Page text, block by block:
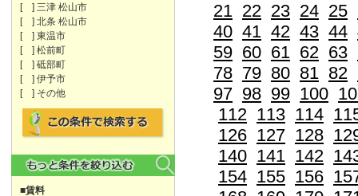
[ ] 三津 松山市
[ ] 北条 松山市
[ ] 東温市
[ ] 松前町
[ ] 砥部町
[ ] 伊予市
[ ] その他
■賃料
21 22 23 24 25
40 41 42 43 44
59 60 61 62 63
78 79 80 81 82
97 98 99 100
112 113 114
126 127 128
140 141 142
154 155 156